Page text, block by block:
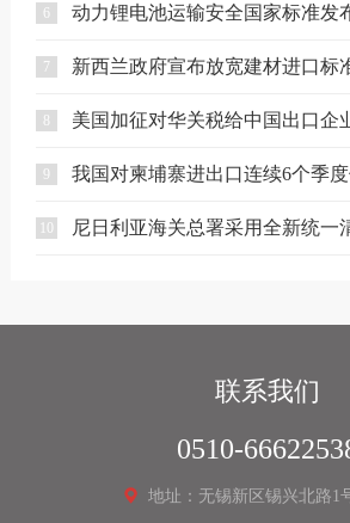
6 动力锂电池运输安全国家标准发
7 新西兰政府宣布放宽建材进口标
8 美国加征对华关税给中国出口企
9 我国对柬埔寨进出口连续6个季
10 尼日利亚海关总署采用全新统一
联系我们
0510-
地址：无锡新区锡兴北路1